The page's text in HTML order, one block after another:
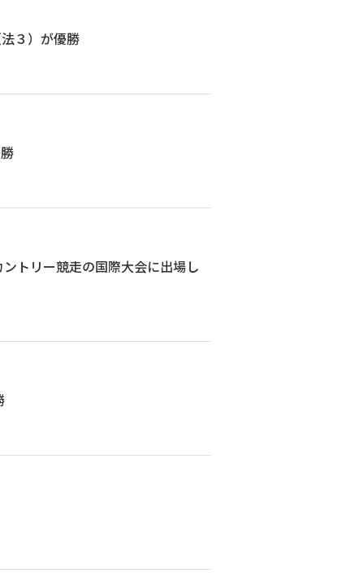
３）が優勝
トリー競走の国際大会に出場し